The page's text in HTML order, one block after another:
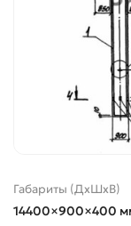
Габариты (ДхШхВ)
14400×900×400